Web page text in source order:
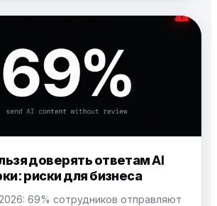
доверять ответам AI
риски для бизнеса
69% сотрудников отправляют